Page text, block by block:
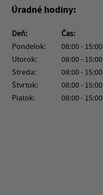
Úradné hodiny:
Deň:
Čas:
Pondelok:
08:00 - 15:00
Utorok:
08:00 - 15:00
Streda:
08:00 - 15:00
Štvrtok:
08:00 - 15:00
Piatok:
08:00 - 15:00